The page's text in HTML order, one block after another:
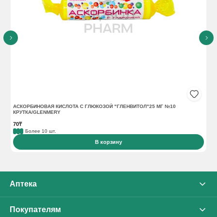
АСКОРБИНОВАЯ КИСЛОТА С ГЛЮКОЗОЙ "ГЛЕНВИТОЛ"25 МГ №10
КРУТКА/GLENMERY
70₸
Более 10 шт.
В корзину
Аптека
О нас
Покупателям